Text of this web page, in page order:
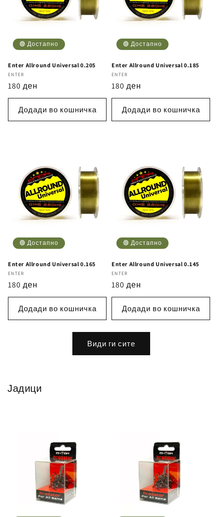
🟢 Достапно
Enter Allround Universal 0.205
Бренд
ENTER
Регуларна
цена
180 ден
Додади во кошничка
🟢 Достапно
Enter Allround Universal 0.185
Бренд
ENTER
Регуларна
цена
180 ден
Додади во кошничка
🟢 Достапно
Enter Allround Universal 0.165
Бренд
ENTER
Регуларна
цена
180 ден
Додади во кошничка
🟢 Достапно
Enter Allround Universal 0.145
Бренд
ENTER
Регуларна
цена
180 ден
Додади во кошничка
Види ги сите
Јадици